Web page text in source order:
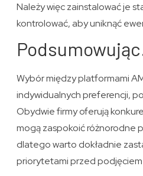
Należy więc zainstalować je
kontrolować, aby uniknąć
Wybór między platformami
indywidualnych preferencji,
Obydwie firmy oferują
mogą zaspokoić różnorodne
dlatego warto dokładnie
priorytetami przed podjęciem